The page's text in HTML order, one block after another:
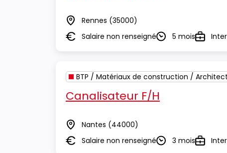
Lieu Rennes (35000)
SalaireSalaire non renseignéDurée5 moisType
BTP / Matériaux de construction /
Canalisateur F/H
Lieu Nantes (44000)
SalaireSalaire non renseignéDurée3 moisType